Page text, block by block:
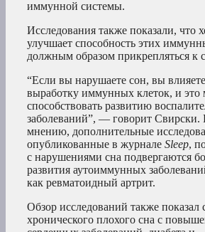
иммунной системы.
Исследования также показали, что
улучшает способность этих
должным образом прикрепляться
“Если вы нарушаете сон, вы
выработку иммунных клеток, и это
способствовать развитию
заболеваний”, — говорит Свирски.
мнению, дополнительные
опубликованные в журнале Sleep,
с нарушениями сна подвергаются
развития аутоиммунных
как ревматоидный артрит.
Обзор исследований также показал
хронического плохого сна с